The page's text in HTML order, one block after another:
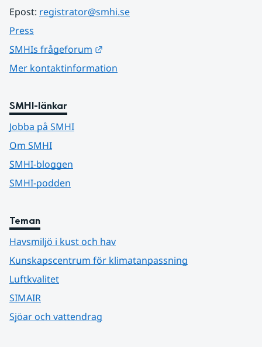
Epost: registrator@smhi.se
Press
SMHIs frågeforum
Mer kontaktinformation
SMHI-länkar
Jobba på SMHI
Om SMHI
SMHI-bloggen
SMHI-podden
Teman
Havsmiljö i kust och hav
Kunskapscentrum för klimatanpassning
Luftkvalitet
SIMAIR
Sjöar och vattendrag